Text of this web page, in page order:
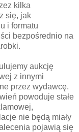
kilka
się, jak
i formatu
bezpośrednio na
aukcję
z innymi
przez wydawcę.
powoduje stałe
nie będą miały
pojawią się